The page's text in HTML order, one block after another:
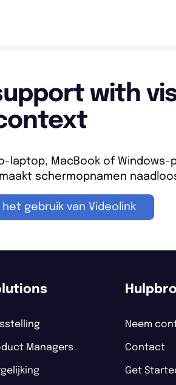
with
laptop, MacBook of Windows-
schermopnamen
gebruik van Videolink
Managers
Neem
Contact
Get